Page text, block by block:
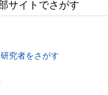
サイトでさがす
究者をさがす